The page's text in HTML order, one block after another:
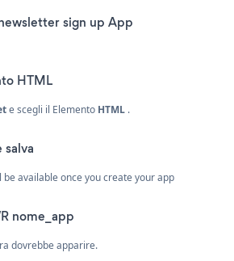
sign up App
HTML
e scegli il Elemento HTML .
salva
be available once you create your app
nome_app
dovrebbe apparire.